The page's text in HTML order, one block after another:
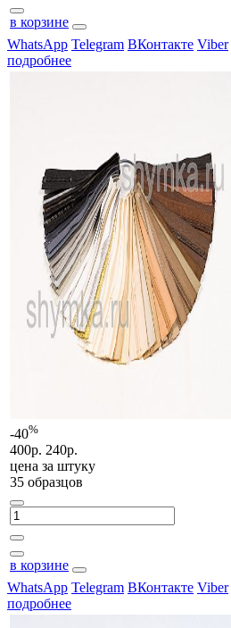
в корзине
WhatsApp Telegram ВКонтакте Viber
подробнее
-40%
400р. 240р.
цена за штуку
35 образцов
в корзине
WhatsApp Telegram ВКонтакте Viber
подробнее